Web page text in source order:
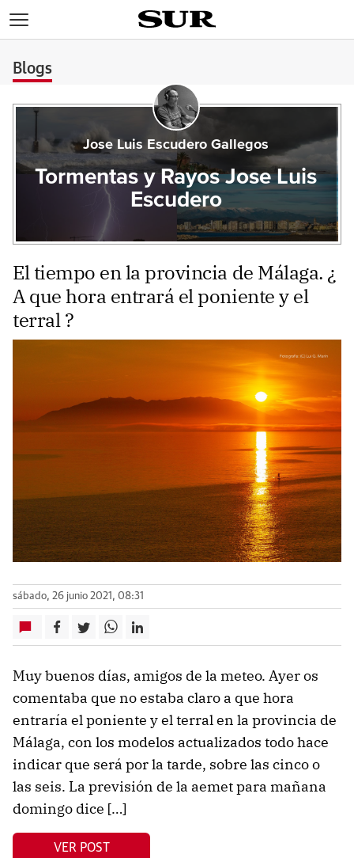
Blogs
Jose Luis Escudero Gallegos
Tormentas y Rayos Jose Luis
Escudero
El tiempo en la provincia de Málaga. ¿
A que hora entrará el poniente y el
terral ?
sábado, 26 junio 2021, 08:31
Muy buenos días, amigos de la meteo. Ayer os
comentaba que no estaba claro a que hora
entraría el poniente y el terral en la provincia de
Málaga, con los modelos actualizados todo hace
indicar que será por la tarde, sobre las cinco o
las seis. La previsión de la aemet para mañana
domingo dice […]
VER POST